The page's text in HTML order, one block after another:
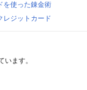
を使った錬金術
レジットカード
ます。